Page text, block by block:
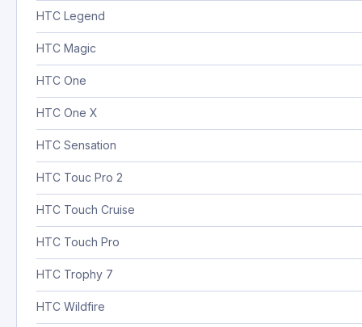
HTC Legend
HTC Magic
HTC One
HTC One X
HTC Sensation
HTC Touc Pro 2
HTC Touch Cruise
HTC Touch Pro
HTC Trophy 7
HTC Wildfire